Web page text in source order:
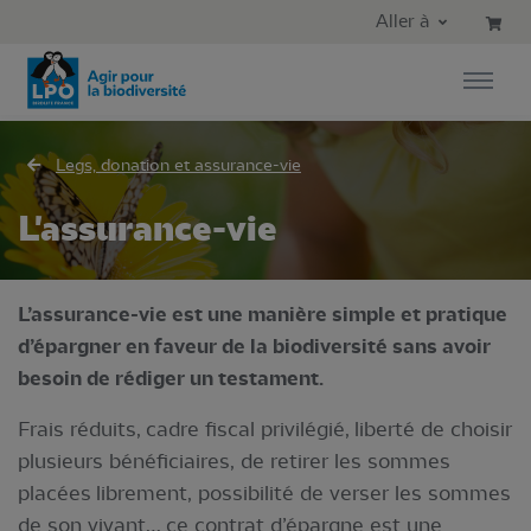
Aller au menu principal
Aller à
Legs, donation et assurance-vie
L'assurance-vie
L’assurance-vie est une manière simple et pratique
d’épargner en faveur de la biodiversité sans avoir
besoin de rédiger un testament.
Frais réduits, cadre fiscal privilégié, liberté de choisir
plusieurs bénéficiaires, de retirer les sommes
placées librement, possibilité de verser les sommes
de son vivant… ce contrat d’épargne est une